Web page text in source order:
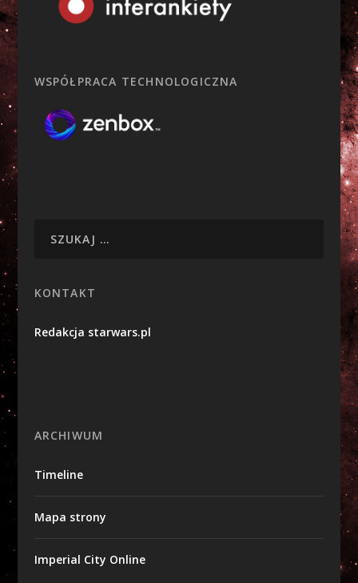
WSPÓŁPRACA TECHNOLOGICZNA
KONTAKT
Redakcja starwars.pl
ARCHIWUM
Timeline
Mapa strony
Imperial City Online